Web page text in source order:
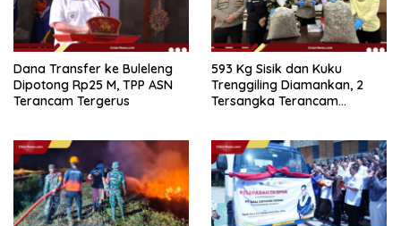
Dana Transfer ke Buleleng
Dipotong Rp25 M, TPP ASN
Terancam Tergerus
593 Kg Sisik dan Kuku
Trenggiling Diamankan, 2
Tersangka Terancam